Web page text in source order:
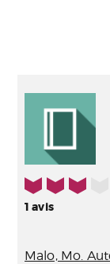
3/5
1avis
Malo, Mo.